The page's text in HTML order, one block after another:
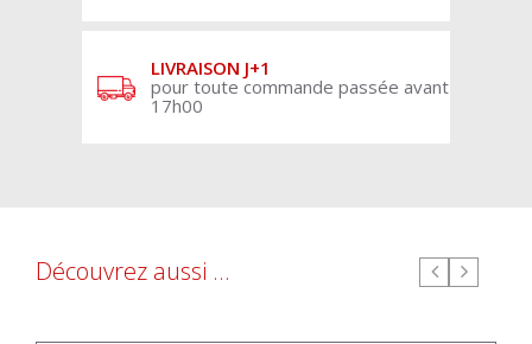
LIVRAISON J+1
pour toute commande passée avant
17h00
Découvrez aussi ...